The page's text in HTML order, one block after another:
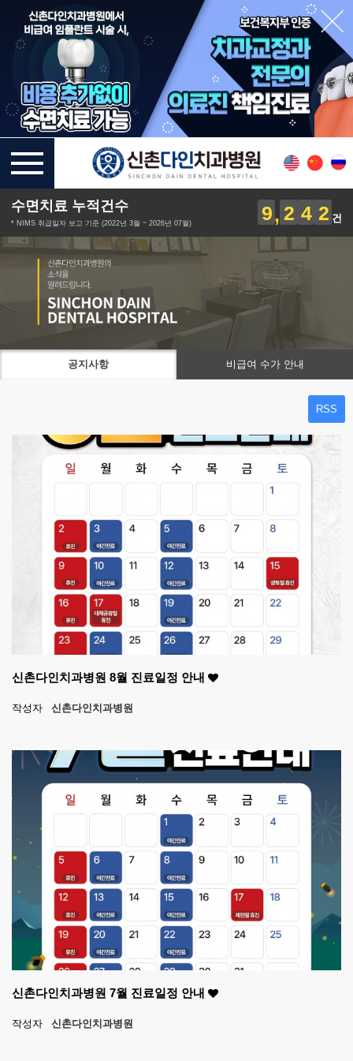
수면치료 누적건수
* NIMS 취급일자 보고 기준 (2022년 3월 ~ 2026년 07월) 9 2 4 2 건
공지사항 비급여 수가 안내
RSS
신촌다인치과병원 8월 진료일정 안내
작성자 신촌다인치과병원
신촌다인치과병원 7월 진료일정 안내
작성자 신촌다인치과병원